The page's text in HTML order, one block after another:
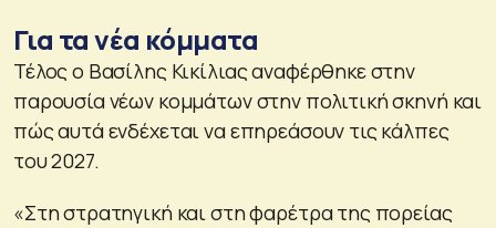
Για τα νέα κόμματα
Τέλος ο Βασίλης Κικίλιας αναφέρθηκε στην
παρουσία νέων κομμάτων στην πολιτική σκηνή και
πώς αυτά ενδέχεται να επηρεάσουν τις κάλπες
του 2027.
«Στη στρατηγική και στη φαρέτρα της πορείας